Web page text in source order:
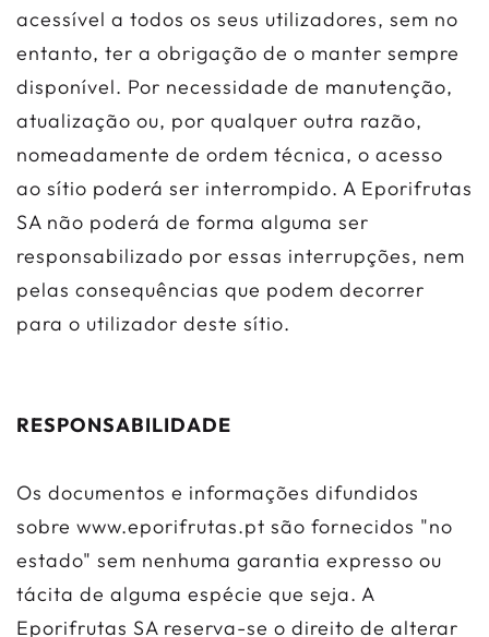
acessível a todos os seus utilizadores, sem no
entanto, ter a obrigação de o manter sempre
disponível. Por necessidade de manutenção,
atualização ou, por qualquer outra razão,
nomeadamente de ordem técnica, o acesso
ao sítio poderá ser interrompido. A Eporifrutas
SA não poderá de forma alguma ser
responsabilizado por essas interrupções, nem
pelas consequências que podem decorrer
para o utilizador deste sítio.
RESPONSABILIDADE
Os documentos e informações difundidos
sobre www.eporifrutas.pt são fornecidos "no
estado" sem nenhuma garantia expresso ou
tácita de alguma espécie que seja. A
Eporifrutas SA reserva-se o direito de alterar